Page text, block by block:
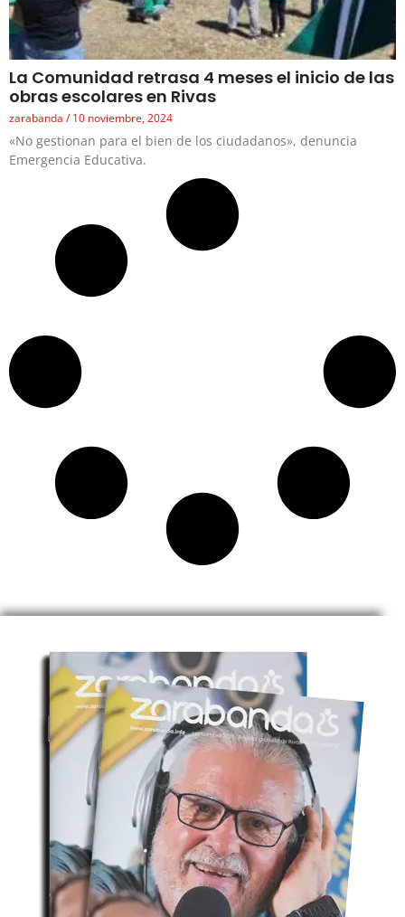
La Comunidad retrasa 4 meses el inicio de las
obras escolares en Rivas
zarabanda 10 noviembre, 2024
«No gestionan para el bien de los ciudadanos», denuncia
Emergencia Educativa.